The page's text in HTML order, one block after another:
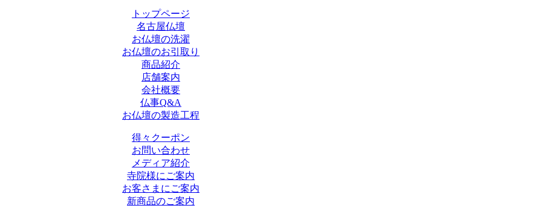
トップページ
名古屋仏壇
お仏壇の洗濯
お仏壇のお引取り
商品紹介
店舗案内
会社概要
仏事Q&A
お仏壇の製造工程
得々クーポン
お問い合わせ
メディア紹介
寺院様にご案内
お客さまにご案内
新商品のご案内